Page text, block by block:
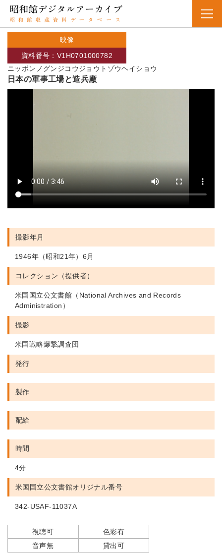
映像
ニッポンノグンジコウジョウトゾウヘイショウ
資料番号：V1H0701000782
日本の軍事工場と造兵廠
撮影年月
1946年（昭和21年）6月
コレクション（提供者）
米国国立公文書館（National Archives and Records
Administration）
撮影
米国戦略爆撃調査団
発行
製作
配給
時間
4分
米国国立公文書館オリジナル番号
342-USAF-11037A
視聴可
色彩有
音声無
貸出可